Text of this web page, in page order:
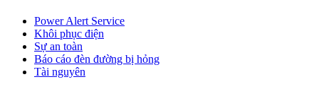
Power Alert Service
Khôi phục điện
Sự an toàn
Báo cáo đèn đường bị hỏng
Tài nguyên